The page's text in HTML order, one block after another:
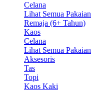
Celana
Lihat Semua Pakaian
Remaja (6+ Tahun)
Kaos
Celana
Lihat Semua Pakaian
Aksesoris
Tas
Topi
Kaos Kaki